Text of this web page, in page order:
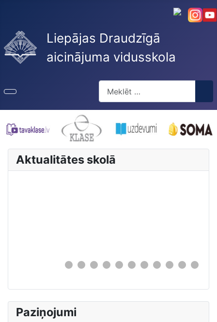
Liepājas Draudzīgā
aicinājuma vidusskola
Type 2 or more characters for
Aktualitātes skolā
Paziņojumi